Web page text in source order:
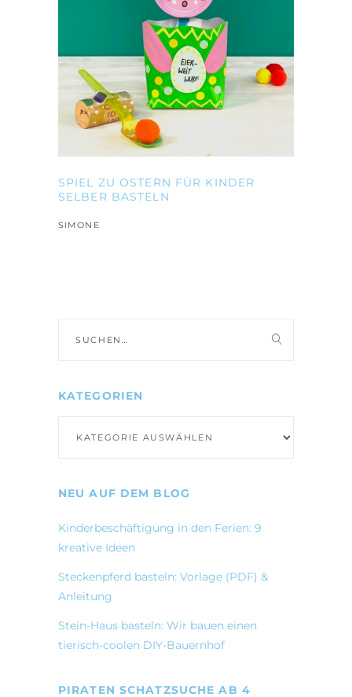
SPIEL ZU OSTERN FÜR KINDER
SELBER BASTELN
SIMONE
nach:
KATEGORIEN
NEU AUF DEM BLOG
Kinderbeschäftigung in den Ferien: 9
kreative Ideen
Steckenpferd basteln: Vorlage (PDF) &
Anleitung
Stein-Haus basteln: Wir bauen einen
tierisch-coolen DIY-Bauernhof
PIRATEN SCHATZSUCHE AB 4